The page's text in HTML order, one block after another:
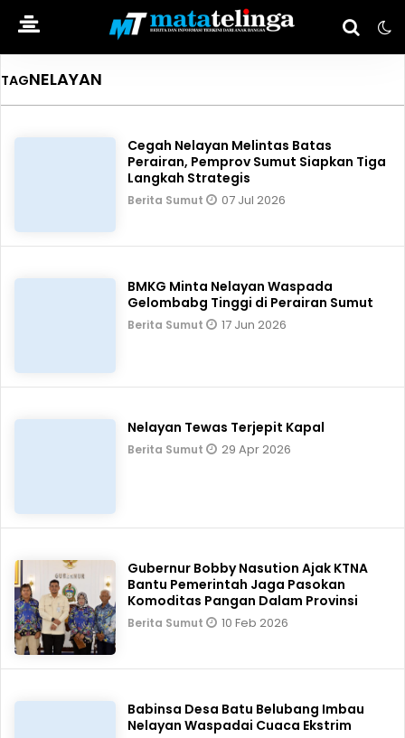
TAGNELAYAN
Cegah Nelayan Melintas Batas
Perairan, Pemprov Sumut Siapkan Tiga
Langkah Strategis
Berita Sumut 07 Jul 2026
BMKG Minta Nelayan Waspada
Gelombabg Tinggi di Perairan Sumut
Berita Sumut 17 Jun 2026
Nelayan Tewas Terjepit Kapal
Berita Sumut 29 Apr 2026
Gubernur Bobby Nasution Ajak KTNA
Bantu Pemerintah Jaga Pasokan
Komoditas Pangan Dalam Provinsi
Berita Sumut 10 Feb 2026
Babinsa Desa Batu Belubang Imbau
Nelayan Waspadai Cuaca Ekstrim